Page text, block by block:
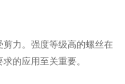
力。强度等级高的螺丝在
的应用至关重要。